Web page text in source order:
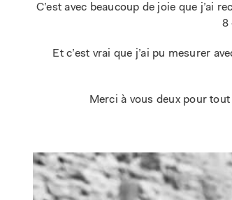
C’est avec beaucoup de joie que j’ai
8
Et c’est vrai que j’ai pu mesurer
Merci à vous deux pour